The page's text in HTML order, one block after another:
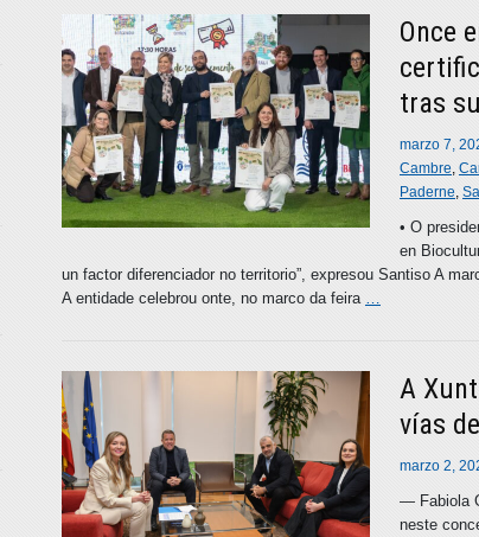
Once
tras
marzo 7,
Cambre,
Paderne,
• O
en
un factor diferenciador no territorio”, expresou Santiso A
A entidade celebrou onte, no marco da feira …
A
vías
marzo 2,
— Fabiola
neste